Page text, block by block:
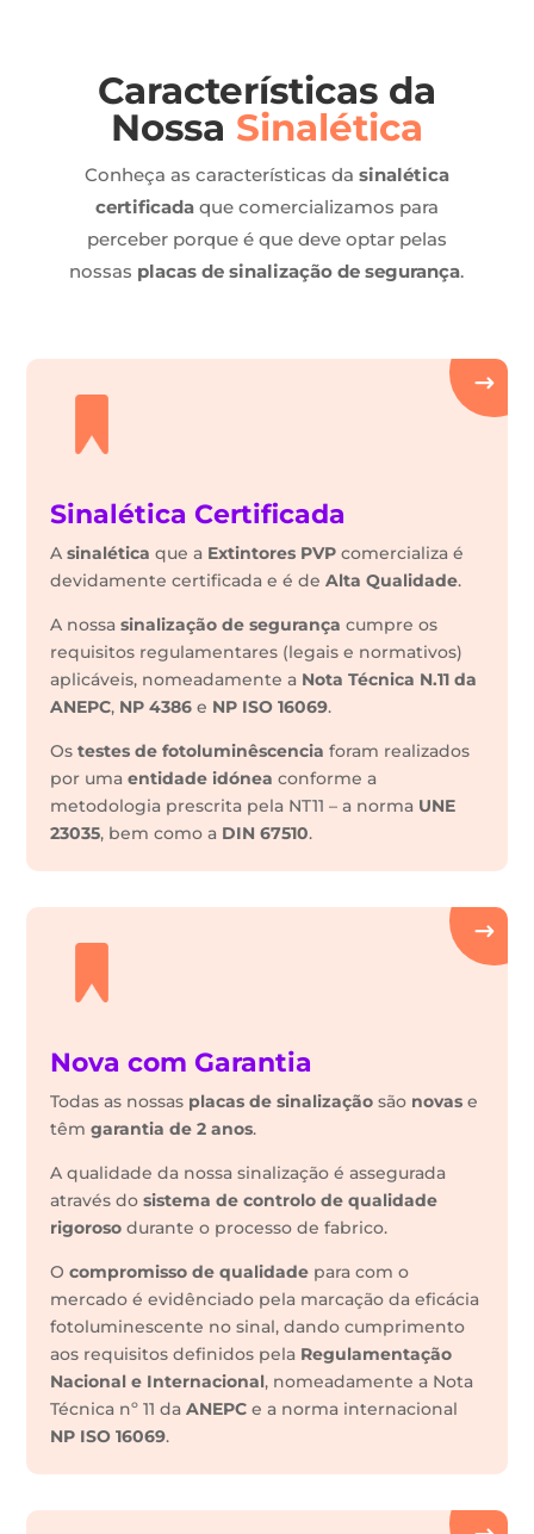
Características da
Nossa Sinalética
Conheça as características da sinalética
certificadaque comercializamos para
perceber porque é que deve optar pelas
nossas placas de sinalização de segurança.
Sinalética Certificada
Asinalética que a Extintores PVP comercializa é
devidamente certificada e é deAlta Qualidade.
A nossasinalização de segurança cumpre os
requisitos regulamentares (legais e normativos)
aplicáveis, nomeadamente a Nota Técnica N.11 da
ANEPC, NP 4386 e NP ISO 16069.
Ostestes de fotoluminêscencia foram realizados
por umaentidade idónea conforme a
metodologia prescrita pela NT11 – a norma UNE
23035, bem como a DIN 67510.
Nova com Garantia
Todas as nossas placas de sinalização são novas e
têmgarantia de 2 anos.
A qualidade da nossa sinalização é assegurada
através dosistema de controlo de qualidade
rigoroso durante o processo de fabrico.
Ocompromisso de qualidade para com o
mercado é evidênciado pela marcação da eficácia
fotoluminescente no sinal, dando cumprimento
aos requisitos definidos pela Regulamentação
Nacional e Internacional, nomeadamente a Nota
Técnica nº 11 daANEPC e a norma internacional
NP ISO 16069.